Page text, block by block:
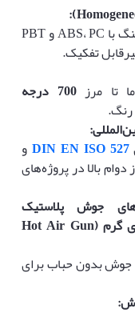
طراحی شده با ساختار مولکولی هماهنگ با ABS، PC و PBT
تفکیک.
تا مرز700 درجه
رنگ.
:
DIN EN ISO 527و
دوام بالا در پروژه‌های
جوش پلاستیک
گرم (Hot Air Gun
جوش بدون حباب برای
: